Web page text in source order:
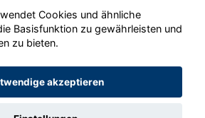
GmbH 2020 - 2026
Cookies und ähnliche
Basisfunktion zu gewährleisten und
zu bieten.
akzeptieren